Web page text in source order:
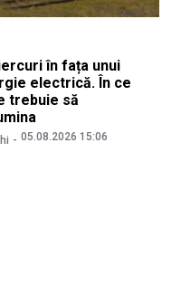
în fața unui
electrică. În ce
trebuie să
05.08.2026 15:06